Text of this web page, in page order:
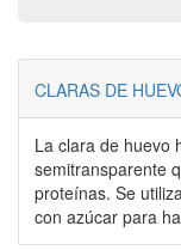
CLARAS DE
La clara de huevo
semitransparente
proteínas. Se
con azúcar para